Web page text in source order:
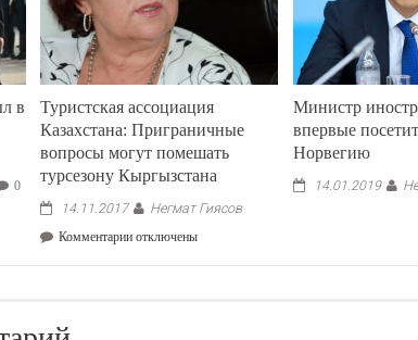
в
0
Туристская ассоциация
Казахстана: Приграничные
вопросы могут помешать
турсезону Кыргызстана
14.11.2017 Негмат Гиясов
Комментариикотключены
Министр
впервые
Норвегию
14.01.2019